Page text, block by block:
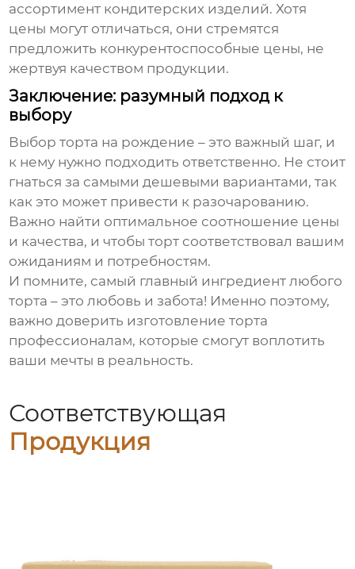
ассортимент кондитерских изделий. Хотя
цены могут отличаться, они стремятся
предложить конкурентоспособные цены, не
жертвуя качеством продукции.
Заключение: разумный подход к
выбору
Выбор торта на рождение – это важный шаг, и
к нему нужно подходить ответственно. Не стоит
гнаться за самыми дешевыми вариантами, так
как это может привести к разочарованию.
Важно найти оптимальное соотношение цены
и качества, и чтобы торт соответствовал вашим
ожиданиям и потребностям.
И помните, самый главный ингредиент любого
торта – это любовь и забота! Именно поэтому,
важно доверить изготовление торта
профессионалам, которые смогут воплотить
ваши мечты в реальность.
Соответствующая
Продукция